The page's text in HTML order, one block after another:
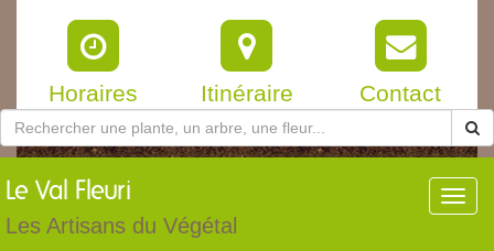
Horaires Itinéraire Contact
Le Val Fleuri
Les Artisans du Végétal